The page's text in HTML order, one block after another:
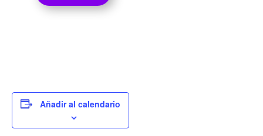
Añadir al calendario